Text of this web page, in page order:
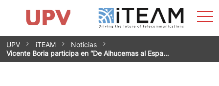
Saltar
contenido
Impacto
Grupos de investigación
Instalaciones
Spin-offs
Contacto
Prácticas
Noticias
Unidad de Igualdad
UPV iTEAM
Noticias
Vicente Boria participa en “De Alhucemas al Espa…